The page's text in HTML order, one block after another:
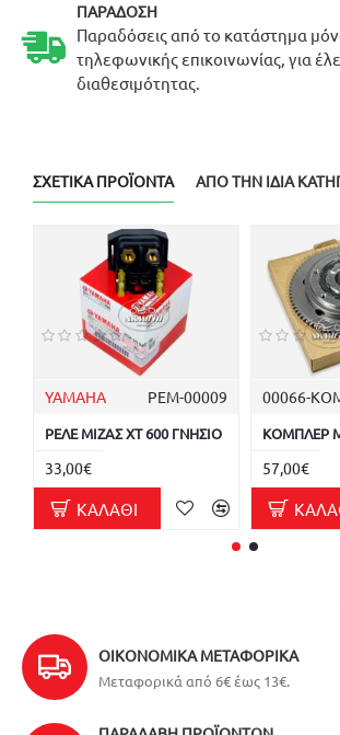
ΠΑΡΆΔΟΣΗ
Παραδόσεις από το κατάστημα
τηλεφωνικής επικοινωνίας, για
διαθεσιμότητας.
ΣΧΕΤΙΚΆ ΠΡΟΪΌΝΤΑ ΑΠΌ ΤΗΝ ΊΔΙΑ
YAMAHA ΡΕΜ-00009
ΡΕΛΕ ΜΙΖΑΣ XT 600 ΓΝΗΣΙΟ
33,00€
ΚΑΛΆΘΙ
00066-
ΚΟΜΠΛΕΡ
57,00€
ΟΙΚΟΝΟΜΙΚΆ ΜΕΤΑΦΟΡΙΚΆ
Μεταφορικά από 6€ έως 13€.